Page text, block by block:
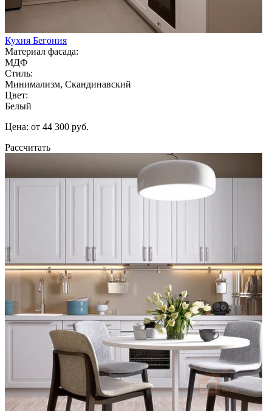
Кухня Бегония
Материал фасада:
МДФ
Стиль:
Минимализм, Скандинавский
Цвет:
Белый
Цена: от 44 300 руб.
Рассчитать